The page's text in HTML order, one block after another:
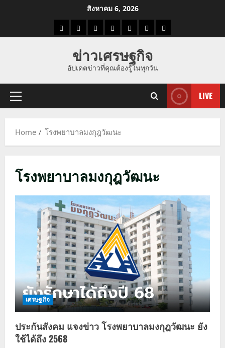
สิงหาคม 6, 2026
ราคาแนว
ราคา
ทอง
ข่าว
นี้
ข่าว
ดูด
ที่
ผู้ชาย
ข่าวเศรษฐกิจ
อัปเดตข่าวที่คุณต้องรู้ในทุกวัน
Primary
LIVE
Home โรงพยาบาลมงกุฎวัฒนะ
โรงพยาบาลมงกุฎวัฒนะ
เศรษฐกิจ
ประกันสังคม แจงข่าว โรงพยาบาลมงกุฎวัฒนะ ยัง
ใช้ได้ถึง 2568